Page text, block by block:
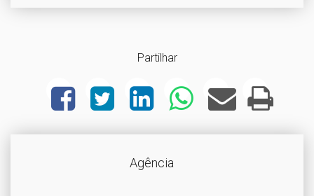
Partilhar
Agência